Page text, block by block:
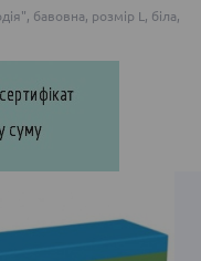
бавовна, розмір L, біла,